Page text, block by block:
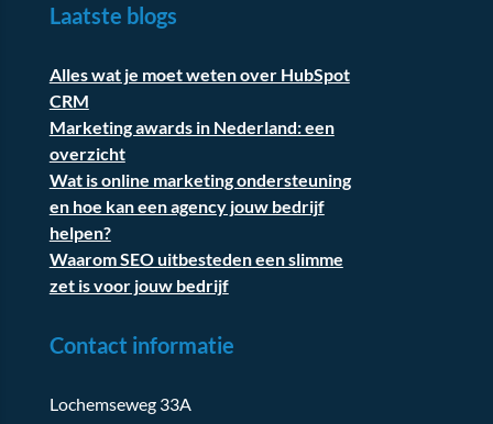
Laatste blogs
Alles wat je moet weten over HubSpot
CRM
Marketing awards in Nederland: een
overzicht
Wat is online marketing ondersteuning
en hoe kan een agency jouw bedrijf
helpen?
Waarom SEO uitbesteden een slimme
zet is voor jouw bedrijf
Contact informatie
Lochemseweg 33A